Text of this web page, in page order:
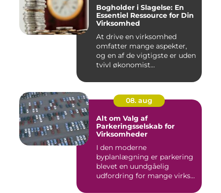
Bogholder i Slagelse: En
Essentiel Ressource for Din
Virksomhed
At drive en virksomhed
omfatter mange aspekter,
og en af de vigtigste er uden
tvivl økonomist...
08. aug
Alt om Valg af
Parkeringsselskab for
Virksomheder
I den moderne
byplanlægning er parkering
blevet en uundgåelig
udfordring for mange virks...